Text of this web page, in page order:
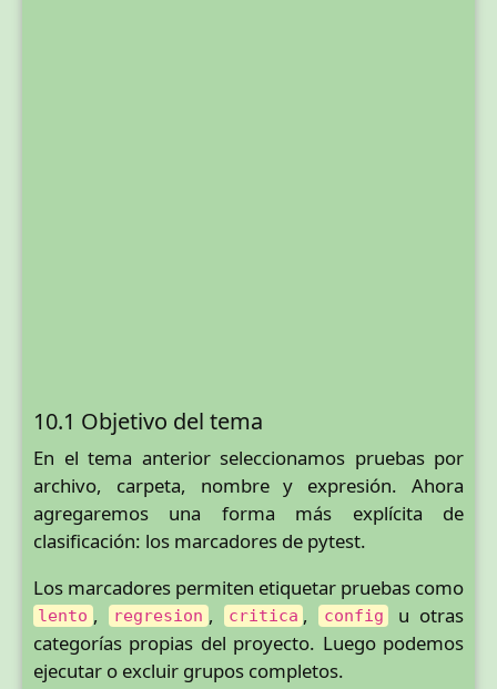
10.1 Objetivo del tema
En el tema anterior seleccionamos pruebas por
archivo, carpeta, nombre y expresión. Ahora
agregaremos una forma más explícita de
clasificación: los marcadores de pytest.
Los marcadores permiten etiquetar pruebas como
lento , regresion , critica , config
u otras
categorías propias del proyecto. Luego podemos
ejecutar o excluir grupos completos.